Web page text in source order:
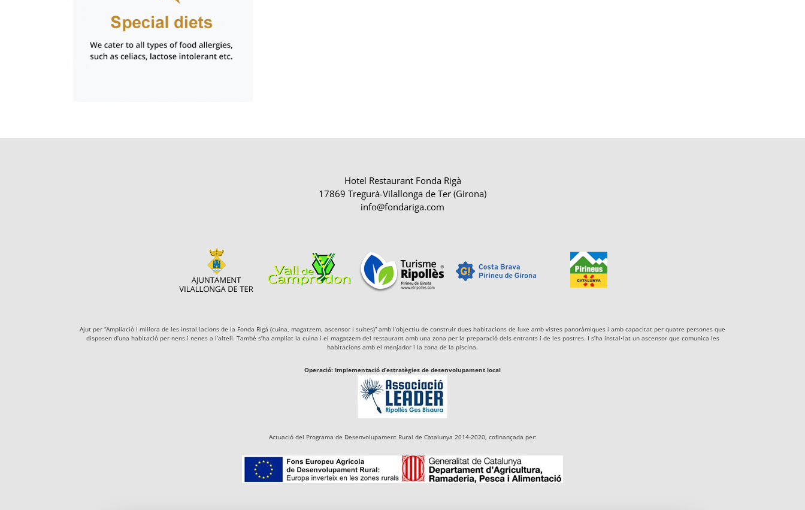
Hotel Restaurant Fonda Rigà
17869 Tregurà-Vilallonga de Ter (Girona)
info@fondariga.com
Ajut per “Ampliació i millora de les instal.lacions de la Fonda Rigà (cuina, magatzem, ascensor i suites)” amb l’objectiu de construir dues habitacions de luxe amb vistes panoràmiques i amb capacitat per quatre persones que
disposen d’una habitació per nens i nenes a l’altell. També s’ha ampliat la cuina i el magatzem del restaurant amb una zona per la preparació dels entrants i de les postres. I s’ha instal•lat un ascensor que comunica les
habitacions amb el menjador i la zona de la piscina.
Operació: Implementació d’estratègies de desenvolupament local
Actuació del Programa de Desenvolupament Rural de Catalunya 2014-2020, cofinançada per: